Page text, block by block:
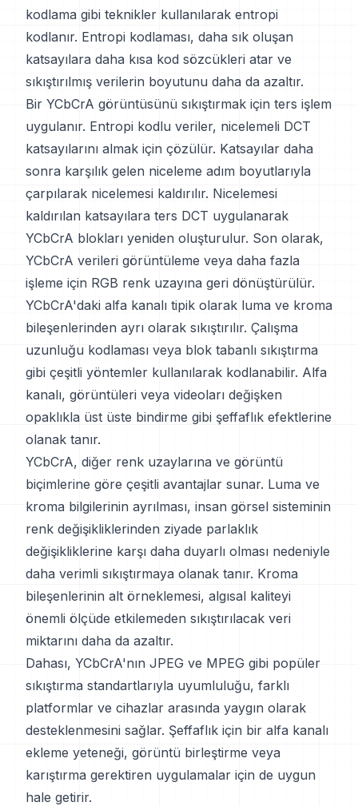
kodlama gibi teknikler kullanılarak entropi
kodlanır. Entropi kodlaması, daha sık oluşan
katsayılara daha kısa kod sözcükleri atar ve
sıkıştırılmış verilerin boyutunu daha da azaltır.
Bir YCbCrA görüntüsünü sıkıştırmak için ters işlem
uygulanır. Entropi kodlu veriler, nicelemeli DCT
katsayılarını almak için çözülür. Katsayılar daha
sonra karşılık gelen niceleme adım boyutlarıyla
çarpılarak nicelemesi kaldırılır. Nicelemesi
kaldırılan katsayılara ters DCT uygulanarak
YCbCrA blokları yeniden oluşturulur. Son olarak,
YCbCrA verileri görüntüleme veya daha fazla
işleme için RGB renk uzayına geri dönüştürülür.
YCbCrA'daki alfa kanalı tipik olarak luma ve kroma
bileşenlerinden ayrı olarak sıkıştırılır. Çalışma
uzunluğu kodlaması veya blok tabanlı sıkıştırma
gibi çeşitli yöntemler kullanılarak kodlanabilir. Alfa
kanalı, görüntüleri veya videoları değişken
opaklıkla üst üste bindirme gibi şeffaflık efektlerine
olanak tanır.
YCbCrA, diğer renk uzaylarına ve görüntü
biçimlerine göre çeşitli avantajlar sunar. Luma ve
kroma bilgilerinin ayrılması, insan görsel sisteminin
renk değişikliklerinden ziyade parlaklık
değişikliklerine karşı daha duyarlı olması nedeniyle
daha verimli sıkıştırmaya olanak tanır. Kroma
bileşenlerinin alt örneklemesi, algısal kaliteyi
önemli ölçüde etkilemeden sıkıştırılacak veri
miktarını daha da azaltır.
Dahası, YCbCrA'nın JPEG ve MPEG gibi popüler
sıkıştırma standartlarıyla uyumluluğu, farklı
platformlar ve cihazlar arasında yaygın olarak
desteklenmesini sağlar. Şeffaflık için bir alfa kanalı
ekleme yeteneği, görüntü birleştirme veya
karıştırma gerektiren uygulamalar için de uygun
hale getirir.